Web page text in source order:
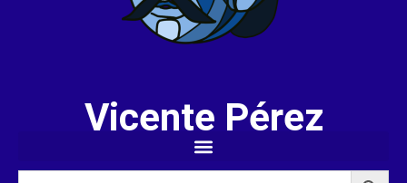
Vicente Pérez